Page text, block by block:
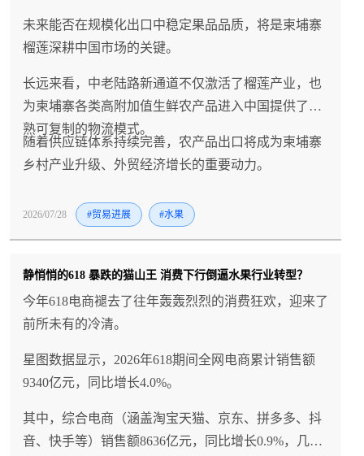
未来能否在规模化出口中稳定果品品质，将是柬埔寨
榴莲深耕中国市场的关键。
长远来看，中老陆路新通道不仅激活了榴莲产业，也
为柬埔寨各类高附加值生鲜农产品进入中国提供了成
熟可复制的物流模式。
随着供应链体系持续完善，农产品出口将成为柬埔寨
乡村产业升级、外贸经济增长的重要动力。
2026/07/28 #贸易进展 #水果
静悄悄的618 暴跌的猫山王 消费下行倒逼水果行业转型？
今年618电商褪去了往年轰轰烈烈的消费狂欢，迎来了
前所未有的冷清。
星图数据显示，2026年618期间全网电商累计销售额
9340亿元，同比增长4.0%。
其中，综合电商（涵盖淘宝天猫、京东、拼多多、抖
音、快手等）销售额8636亿元，同比增长0.9%，几乎